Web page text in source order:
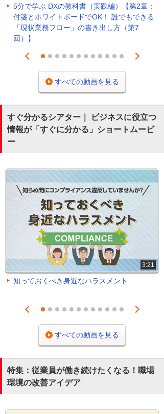
5分で学ぶ DXの教科書（実践編）【第2章：
付箋とホワイトボードでOK！ 誰でもできる
「現状業務フロー」の書き出し方（第7
回）】
Prev
1 2 3 4 5 6 7 8 9 101112
Next
すべての動画を見る
すぐ分かるシアター｜ ビジネスに役立つ
情報が「すぐに分かる」ショートムービ
ー
3:21
知っておくべき身近なハラスメント
Prev
1 2 3 4 5 6 7 8 9 101112
Next
すべての動画を見る
特集：従業員が働き続けたくなる！職場
環境の改善アイデア